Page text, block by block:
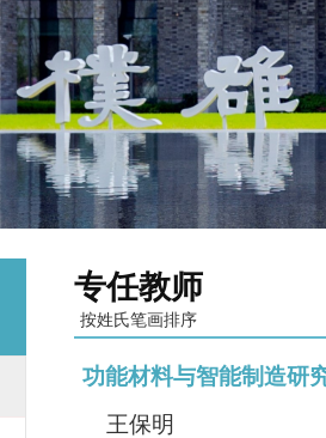
专任教师
按姓氏笔画排序
功能材料与智能制造研
王保明